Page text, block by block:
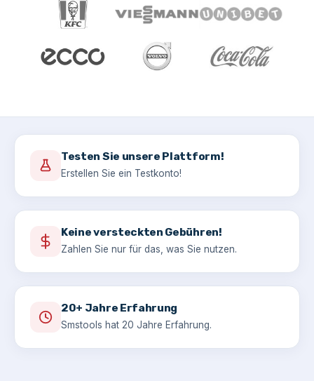
Testen Sie unsere Plattform!
Erstellen Sie ein Testkonto!
Keine versteckten Gebühren!
Zahlen Sie nur für das, was Sie nutzen.
20+ Jahre Erfahrung
Smstools hat 20 Jahre Erfahrung.